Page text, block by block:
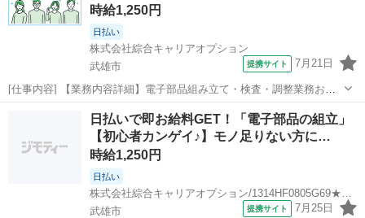
時給1,250円
日払い
株式会社綜合キャリアオプション
武雄市
提携サイト 7月21日
[仕事内容] 【業務内容詳細】電子部品組み立て・検査・調整業務およ
びその他付随業務└電子部品(セーフティリレー) のラインオペレータ
【取扱製品情報】セーフティリレー 。＋お仕事探しはコンシェルスタ
ッフにおまかせ＋。 あな...
武雄市 工場
日払いで即お給料GET！「電子部品の組立」
【初心者カンゲイ♪】モノ足りない方に…
時給1,250円
日払い
武雄市
提携サイト 7月25日